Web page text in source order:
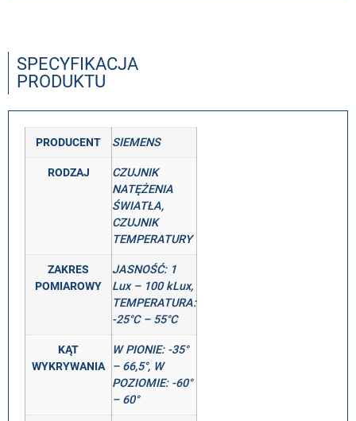
SPECYFIKACJA
PRODUKTU
PRODUCENT SIEMENS
RODZAJ
CZUJNIK
NATĘŻENIA
ŚWIATŁA,
CZUJNIK
TEMPERATURY
ZAKRES
POMIAROWY
JASNOŚĆ: 1
Lux – 100 kLux,
TEMPERATURA:
-25°C – 55°C
KĄT
WYKRYWANIA
W PIONIE: -35°
– 66,5°, W
POZIOMIE: -60°
– 60°